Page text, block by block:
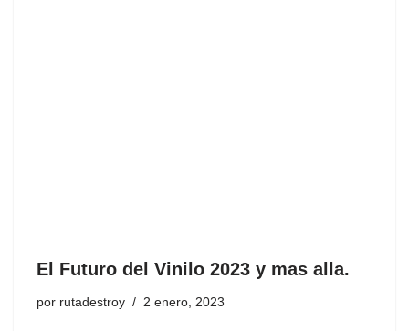
El Futuro del Vinilo 2023 y mas alla.
por rutadestroy 2 enero, 2023